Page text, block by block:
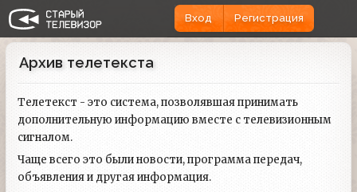
Вход Регистрация
Архив телетекста
Телетекст - это система, позволявшая принимать
дополнительную информацию вместе с телевизионным
сигналом.
Чаще всего это были новости, программа передач,
объявления и другая информация.